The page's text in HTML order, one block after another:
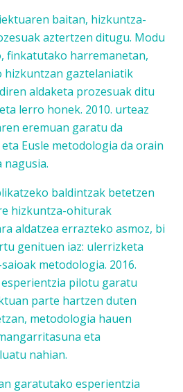
baitan, hizkuntza-
aztertzen ditugu. Modu
finkatutako harremanetan,
gaztelaniatik
aldaketa prozesuak ditu
lerro honek. 2010. urteaz
eremuan garatu da
Eusle metodologia da orain
baldintzak betetzen
hizkuntza-ohiturak
aldatzea errazteko asmoz, bi
genituen iaz: ulerrizketa
metodologia. 2016.
pilotu garatu
parte hartzen duten
metodologia hauen
eta
nahian.
garatutako esperientzia